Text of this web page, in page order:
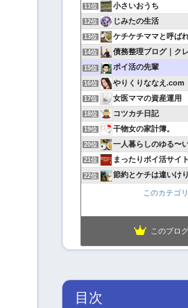
11位 小さいおうち
12位 じみたの生活
13位 ケチケチママと呼ば
14位 債務整理ブログ｜クレジット
15位 ポイ活の先輩
16位 やりくりななえ.com
17位 女医ママの資産運用
18位 コツカチ日記
19位 干物女の家計簿。
20位 一人暮らしのゆる〜
21位 まったりポイ活サイト
22位 節約とケチは違いけり
このカテゴ
このブロ
目次